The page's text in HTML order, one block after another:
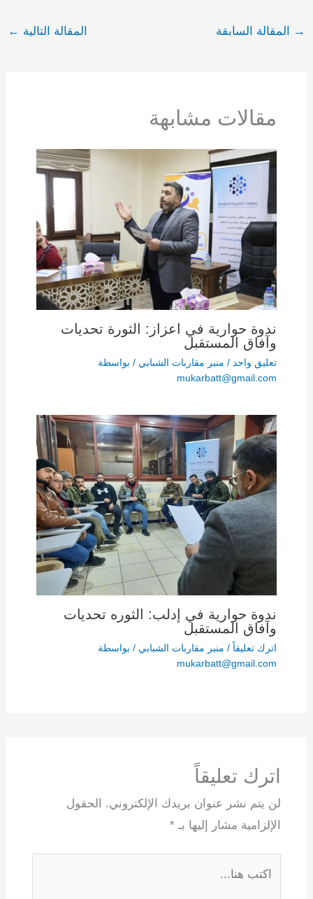
→ المقالة السابقة المقالة التالية ←
مقالات مشابهة
ندوة حوارية في اعزاز: الثورة تحديات
وآفاق المستقبل
تعليق واحد / منبر مقاربات الشبابي / بواسطة
mukarbatt@gmail.com
ندوة حوارية في إدلب: الثوره تحديات
وآفاق المستقبل
اترك تعليقاً / منبر مقاربات الشبابي / بواسطة
mukarbatt@gmail.com
اترك تعليقاً
لن يتم نشر عنوان بريدك الإلكتروني.
الحقول
الإلزامية مشار إليها بـ *